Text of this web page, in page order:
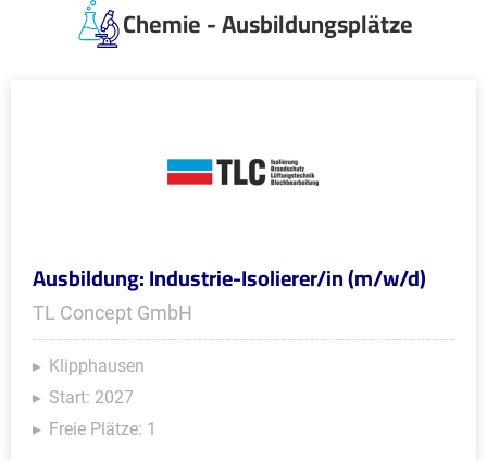
Chemie - Ausbildungsplätze
Ausbildung: Industrie-Isolierer/in (m/w/d)
TL Concept GmbH
Klipphausen
Start: 2027
Freie Plätze: 1